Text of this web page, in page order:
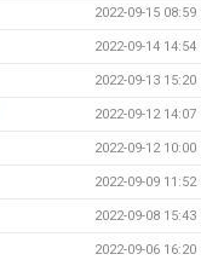
2022-09-15 08:59
2022-09-14 14:54
2022-09-13 15:20
2022-09-12 14:07
2022-09-12 10:00
2022-09-09 11:52
2022-09-08 15:43
2022-09-06 16:20